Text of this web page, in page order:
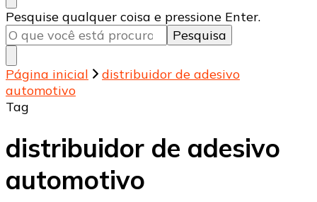
Procurando
algo?
Pesquise qualquer coisa e pressione Enter.
Página inicial
distribuidor de adesivo
automotivo
Tag
distribuidor de adesivo
automotivo